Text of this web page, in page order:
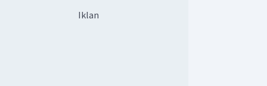
sebuah benda bisa dikatakan sebagai uang 14. maksud token
Iklan